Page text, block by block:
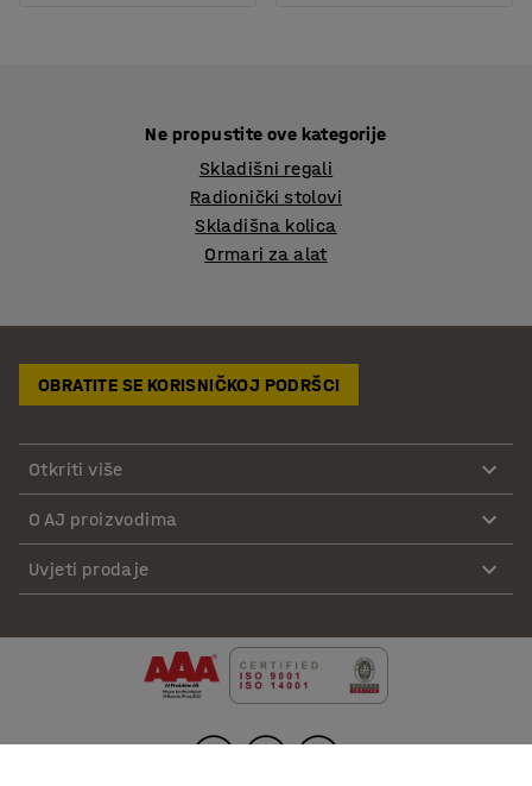
Ne propustite ove kategorije
Skladišni regali
Radionički stolovi
Skladišna kolica
Ormari za alat
OBRATITE SE KORISNIČKOJ PODRŠCI
Otkriti više
O AJ proizvodima
Uvjeti prodaje